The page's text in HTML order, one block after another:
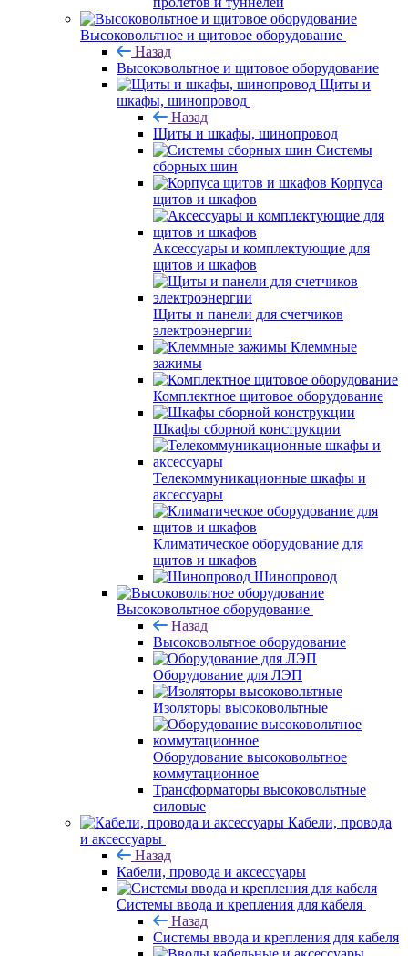
Высоковольтное и щитовое оборудование
Назад
Высоковольтное и щитовое оборудование
Щиты и
шкафы, шинопровод
Назад
Щиты и шкафы, шинопровод
Системы
сборных шин
Корпуса
щитов и шкафов
Аксессуары и комплектующие для
щитов и шкафов
Щиты и панели для счетчиков
электроэнергии
Клеммные
зажимы
Комплектное щитовое оборудование
Шкафы сборной конструкции
Телекоммуникационные шкафы и
аксессуары
Климатическое оборудование для
щитов и шкафов
Шинопровод
Высоковольтное оборудование
Назад
Высоковольтное оборудование
Оборудование для ЛЭП
Изоляторы высоковольтные
Оборудование высоковольтное
коммутационное
Трансформаторы высоковольтные
силовые
Кабели, провода
и аксессуары
Назад
Кабели, провода и аксессуары
Системы ввода и крепления для кабеля
Назад
Системы ввода и крепления для кабеля